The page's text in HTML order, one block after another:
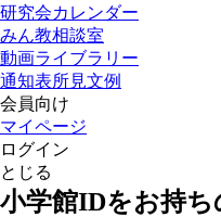
研究会カレンダー
みん教相談室
動画ライブラリー
通知表所見文例
会員向け
マイページ
ログイン
とじる
小学館IDをお持ち